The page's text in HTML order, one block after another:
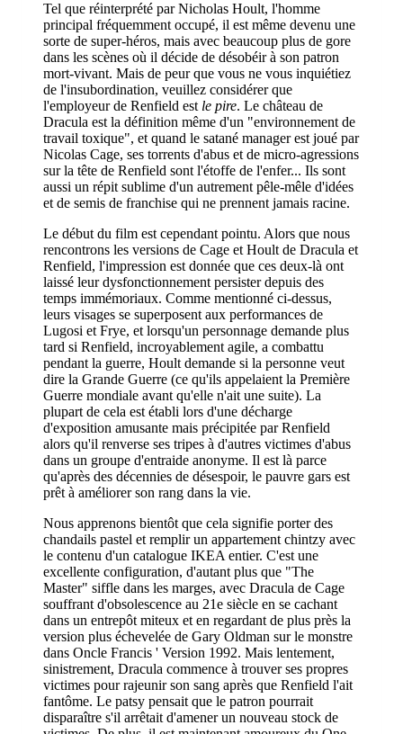
Tel que réinterprété par Nicholas Hoult, l'homme
principal fréquemment occupé, il est même devenu une
sorte de super-héros, mais avec beaucoup plus de gore
dans les scènes où il décide de désobéir à son patron
mort-vivant. Mais de peur que vous ne vous inquiétiez
de l'insubordination, veuillez considérer que
l'employeur de Renfield est le pire. Le château de
Dracula est la définition même d'un "environnement de
travail toxique", et quand le satané manager est joué par
Nicolas Cage, ses torrents d'abus et de micro-agressions
sur la tête de Renfield sont l'étoffe de l'enfer... Ils sont
aussi un répit sublime d'un autrement pêle-mêle d'idées
et de semis de franchise qui ne prennent jamais racine.
Le début du film est cependant pointu. Alors que nous
rencontrons les versions de Cage et Hoult de Dracula et
Renfield, l'impression est donnée que ces deux-là ont
laissé leur dysfonctionnement persister depuis des
temps immémoriaux. Comme mentionné ci-dessus,
leurs visages se superposent aux performances de
Lugosi et Frye, et lorsqu'un personnage demande plus
tard si Renfield, incroyablement agile, a combattu
pendant la guerre, Hoult demande si la personne veut
dire la Grande Guerre (ce qu'ils appelaient la Première
Guerre mondiale avant qu'elle n'ait une suite). La
plupart de cela est établi lors d'une décharge
d'exposition amusante mais précipitée par Renfield
alors qu'il renverse ses tripes à d'autres victimes d'abus
dans un groupe d'entraide anonyme. Il est là parce
qu'après des décennies de désespoir, le pauvre gars est
prêt à améliorer son rang dans la vie.
Nous apprenons bientôt que cela signifie porter des
chandails pastel et remplir un appartement chintzy avec
le contenu d'un catalogue IKEA entier. C'est une
excellente configuration, d'autant plus que "The
Master" siffle dans les marges, avec Dracula de Cage
souffrant d'obsolescence au 21e siècle en se cachant
dans un entrepôt miteux et en regardant de plus près la
version plus échevelée de Gary Oldman sur le monstre
dans Oncle Francis ' Version 1992. Mais lentement,
sinistrement, Dracula commence à trouver ses propres
victimes pour rajeunir son sang après que Renfield l'ait
fantôme. Le patsy pensait que le patron pourrait
disparaître s'il arrêtait d'amener un nouveau stock de